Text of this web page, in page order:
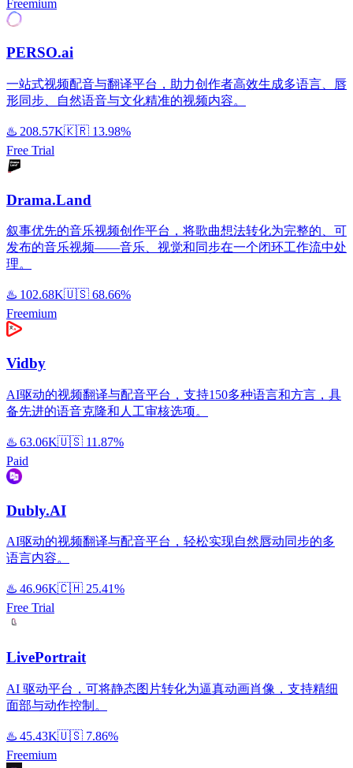
Freemium
PERSO.ai
一站式视频配音与翻译平台，助力创作者高效生成多语言、唇
形同步、自然语音与文化精准的视频内容。
♨️ 208.57K🇰🇷 13.98%
Free Trial
Drama.Land
叙事优先的音乐视频创作平台，将歌曲想法转化为完整的、可
发布的音乐视频——音乐、视觉和同步在一个闭环工作流中处
理。
♨️ 102.68K🇺🇸 68.66%
Freemium
Vidby
AI驱动的视频翻译与配音平台，支持150多种语言和方言，具
备先进的语音克隆和人工审核选项。
♨️ 63.06K🇺🇸 11.87%
Paid
Dubly.AI
AI驱动的视频翻译与配音平台，轻松实现自然唇动同步的多
语言内容。
♨️ 46.96K🇨🇭 25.41%
Free Trial
LivePortrait
AI 驱动平台，可将静态图片转化为逼真动画肖像，支持精细
面部与动作控制。
♨️ 45.43K🇺🇸 7.86%
Freemium